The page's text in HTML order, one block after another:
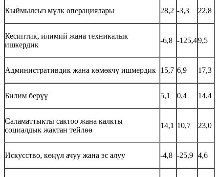
Кыймылсыз мүлк операциялары 28,2 -3,3 22,8
Кесиптик, илимий жана техникалык
ишкердик
-6,8 -125,49,5
Административдик жана көмөкчү ишмердик 15,7 6,9 17,3
Билим берүү 5,1 0,4 14,4
Саламаттыкты сактоо жана калкты
социалдык жактан тейлөө
14,1 10,7 23,0
Искусство, көңүл ачуу жана эс алуу -4,8 -25,9 4,6